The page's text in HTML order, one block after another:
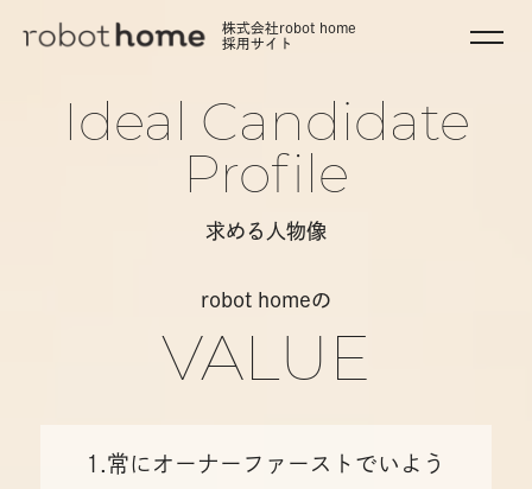
株式会社robot home
採用サイト
求める人物像
Ideal Candidate
Profile
robot homeの
VALUE
1.常にオーナーファーストでいよう